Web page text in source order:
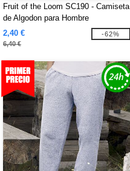
Fruit of the Loom SC190 - Camiseta
de Algodon para Hombre
2,40 €
6,40 €
-62%